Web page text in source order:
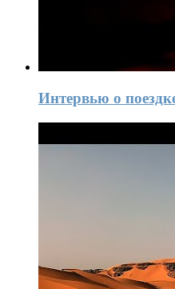
Интервью о